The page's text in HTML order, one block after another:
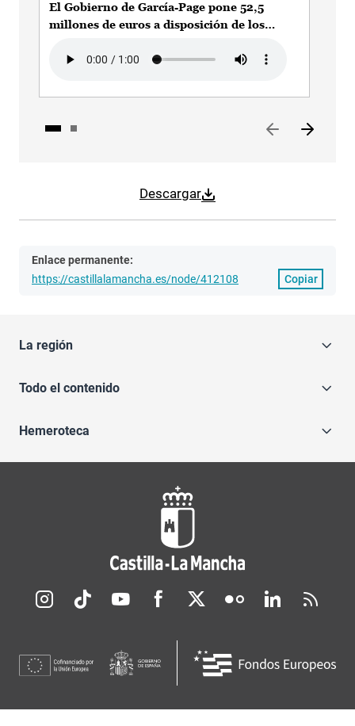
Descargar
El Gobierno de García-Page pone 52,5
millones de euros a disposición de los
de Toledo para proyectos
Enlace permanente:
https://castillalamancha.es/node/412108
Copiar
La región
Todo el contenido
Hemeroteca
Redes sociales JCCM